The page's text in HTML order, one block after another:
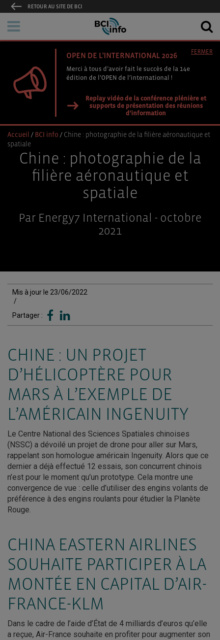
RETOUR AU SITE DE BCI
OPEN DE L'INTERNATIONAL 2026
Merci à tous d’avoir fait le succès de la 14e
édition de l’OPEN de l’international !
Replay vidéo de la conférence plénière et
supports de présentation des réunions
d'information
FERMER
Accueil / BCI info / Chine : photographie de la filière aéronautique et
spatiale
Chine : photographie de la
filière aéronautique et
spatiale
Par Energy7 International - octobre
2021
Mis à jour le 23/06/2022
/
Partager :
CHINE : UN PROJET
D’HÉLICOPTÈRE POUR
MARS À L’EXEMPLE DE
L’AMÉRICAIN INGENUITY
Le Centre National des Sciences Spatiales chinoises
(NSSC) a dévoilé un projet de drone pour aller sur Mars,
rappelant son homologue américain Ingenuity. Alors que ce
dernier a déjà effectué 12 essais, son concurrent chinois
n’est pour le moment qu’un prototype. Cela montre une
convergence de vue : celle d’utiliser des engins volants de
préférence à des engins roulants pour étudier la Planète
Rouge.
CHINA EASTERN AIRLINES
SOUHAITE PARTICIPER À LA
MONTÉE EN CAPITAL D’AIR-
FRANCE-KLM
Dans le cadre de l’aide d’État de 4 milliards d’euros qu’elle
a reçue, Air-France souhaite en profiter pour augmenter son